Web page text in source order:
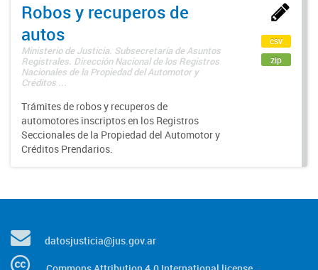
Robos y recuperos de
autos
Ministerio de Justicia. Subsecretaría de Asuntos
Registrales. Dirección Nacional de los Registros
Nacionales de la Propiedad del Automotor y
Créditos ...
Trámites de robos y recuperos de
automotores inscriptos en los Registros
Seccionales de la Propiedad del Automotor y
Créditos Prendarios.
csv
zip
datosjusticia@jus.gov.ar